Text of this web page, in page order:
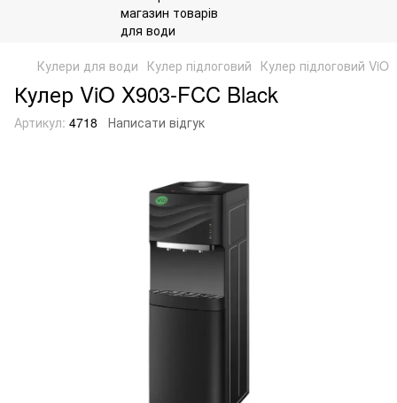
Кулери для води Кулер підлоговий Кулер підлоговий ViO
Кулер ViO X903-FCC Black
Артикул: 4718 Написати відгук